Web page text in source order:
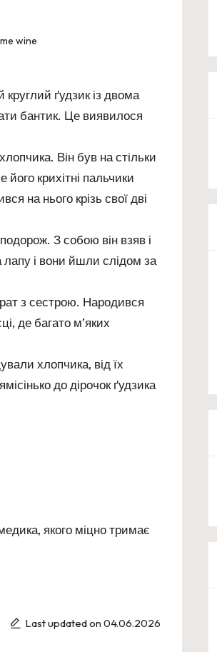
wine
ґудзик із двома
бантик. Це виявилося
Він був на стільки
крихітні пальчики
на нього крізь свої дві
З собою він взяв і
і вони йшли слідом за
з сестрою. Народився
де багато мʼяких
хлопчика, від їх
до дірочок ґудзика
якого міцно тримає
Last updated on 04.06.2026